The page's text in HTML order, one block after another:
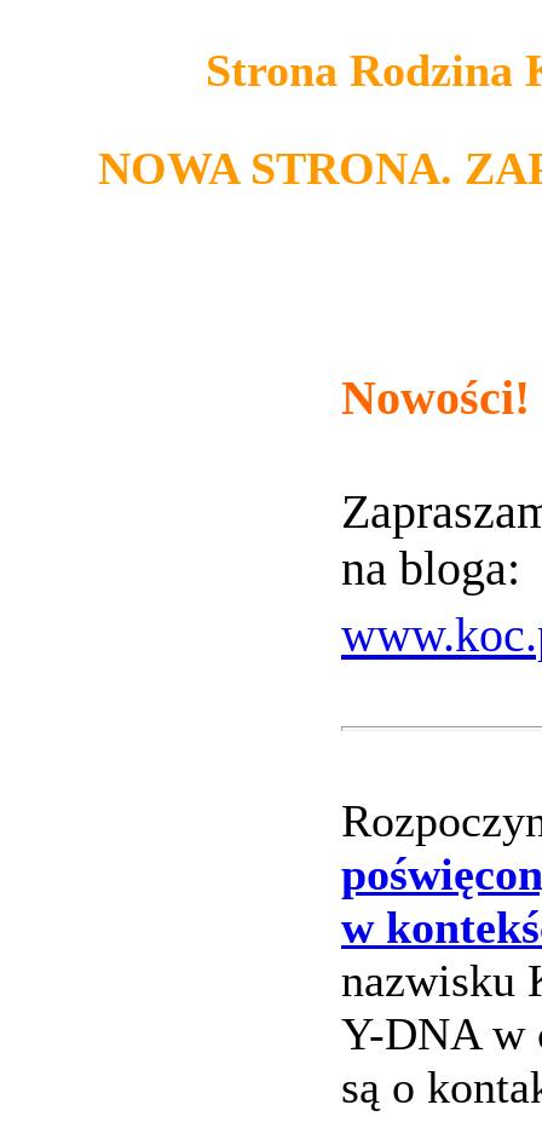
Strona Rodzina
NOWA STRONA.
Nowości!
na bloga:
w
nazwisku
Y-DNA w
są o